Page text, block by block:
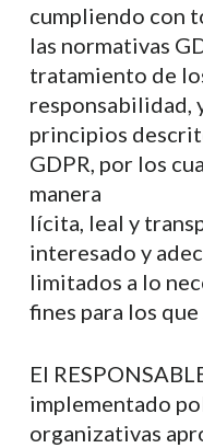
cumpliendo con
las normativas
tratamiento de
responsabilidad,
principios
GDPR, por los
manera
lícita, leal y
interesado y
limitados a lo
fines para los
El
implementado
organizativas